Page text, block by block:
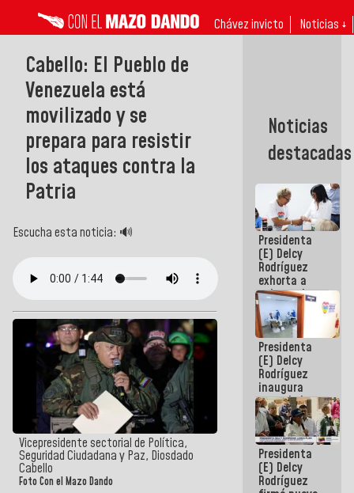
Chávez invicto Noticias ↓
Cabello: El Pueblo de
Venezuela está
movilizado y se
prepara para resistir
los ataques contra la
Patria
Escucha esta noticia: 🔊
Vicepresidente sectorial de Política,
Seguridad Ciudadana y Paz, Diosdado
Cabello
Foto Con el Mazo Dando
Noticias
destacadas
Presidenta
(E) Delcy
Rodríguez
exhorta a
gobernadores
y alcaldes a
edificar
casas para
abuelos
Presidenta
(E) Delcy
Rodríguez
inaugura
casa de los
Abuelos
Primavera
en Caracas
Presidenta
(E) Delcy
Rodríguez